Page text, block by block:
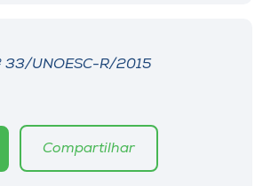
33/UNOESC-R/2015
Compartilhar